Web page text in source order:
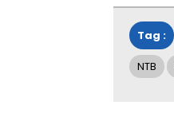
Tag :
NTB